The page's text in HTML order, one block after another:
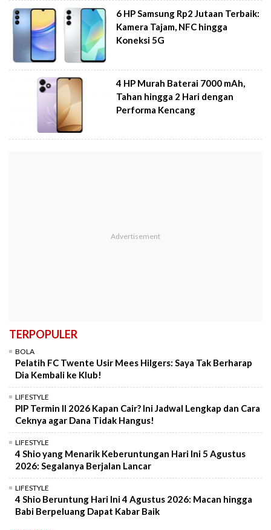
6 HP Samsung Rp2 Jutaan Terbaik:
Kamera Tajam, NFC hingga
Koneksi 5G
4 HP Murah Baterai 7000 mAh,
Tahan hingga 2 Hari dengan
Performa Kencang
TERPOPULER
BOLA
Pelatih FC Twente Usir Mees Hilgers: Saya Tak Berharap
Dia Kembali ke Klub!
LIFESTYLE
PIP Termin II 2026 Kapan Cair? Ini Jadwal Lengkap dan Cara
Ceknya agar Dana Tidak Hangus!
LIFESTYLE
4 Shio yang Menarik Keberuntungan Hari Ini 5 Agustus
2026: Segalanya Berjalan Lancar
LIFESTYLE
4 Shio Beruntung Hari Ini 4 Agustus 2026: Macan hingga
Babi Berpeluang Dapat Kabar Baik